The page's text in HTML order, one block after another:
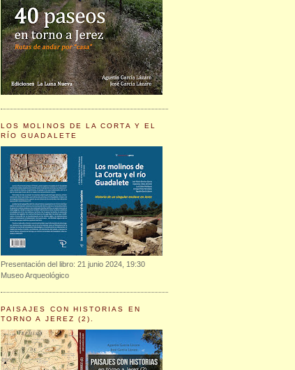
LOS MOLINOS DE LA CORTA Y EL
RÍO GUADALETE
Presentación del libro: 21 junio 2024, 19:30
Museo Arqueológico
PAISAJES CON HISTORIAS EN
TORNO A JEREZ (2).